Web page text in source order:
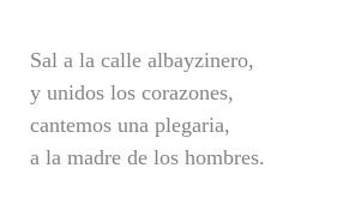
Sal a la calle albayzinero,
y unidos los corazones,
cantemos una plegaria,
a la madre de los hombres.